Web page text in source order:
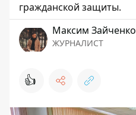
гражданской защиты.
Максим Зайченко
ЖУРНАЛИСТ
👍